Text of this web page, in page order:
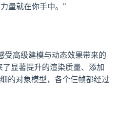
量就在你手中。"
受高级建模与动态效果带来的
显著提升的渲染质量、添加
的对象模型，各个仨帧都经过